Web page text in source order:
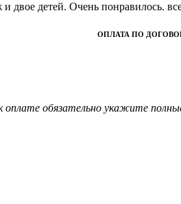
двое детей. Очень понравилось.
ОПЛАТА ПО
оплате обязательно укажите